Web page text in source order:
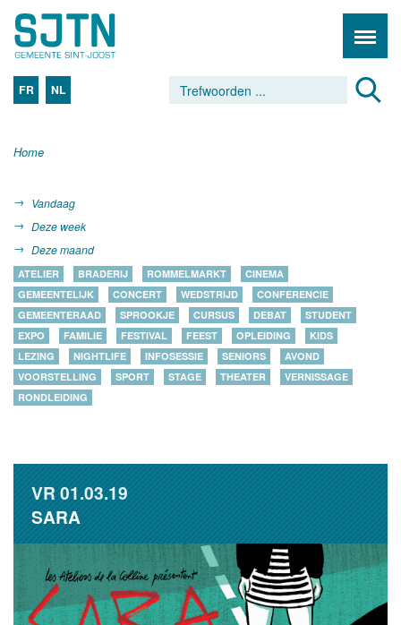
FR NL
Home
Vandaag
Deze week
Deze maand
ATELIER BRADERIJ ROMMELMARKT
CINEMA
GEMEENTELIJK
CONCERT WEDSTRIJD
CONFERENCIE
GEMEENTERAAD
SPROOKJE CURSUS DEBAT
STUDENT
EXPO
FAMILIE FESTIVAL FEEST OPLEIDING
KIDS
LEZING
NIGHTLIFE INFOSESSIE SENIORS
AVOND
VOORSTELLING
SPORT STAGE THEATER
VERNISSAGE
RONDLEIDING
VR01.03.19
SARA